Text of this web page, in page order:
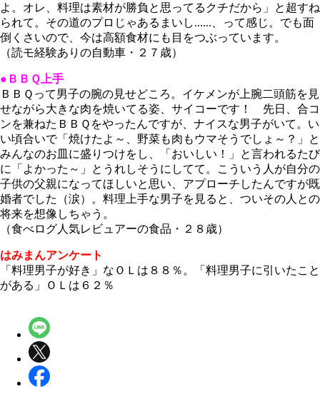
よ。オレ、料理は素材が勝負と思ってるクチだから」と超すね
られて。その道のプロじゃあるまいし......、って感じ。でも面
倒くさいので、今は高額食材にも目をつぶっています。
（読モ経験ありの自動車・２７歳）
●ＢＢＱ上手
ＢＢＱって男子の腕の見せどころ。イケメンが上腕二頭筋を見
せながら大きな肉を焼いてる姿、サイコーです！ 先日、合コ
ンを兼ねたＢＢＱをやったんですが、ナイスな男子がいて。い
い頃合いで「焼けたよ～、野菜も肉もウマそうでしょ～？」と
みんなのお皿に盛りつけをし、「おいしい！」と言われるたび
に「よかった～」とうれしそうにしてて。こういう人が自分の
子供の父親になってほしいと思い、アプローチしたんですが既
婚者でした（涙）。料理上手な男子を見ると、ついその人との
将来を想像しちゃう。
（食べログ人気レビュアーの食品・２８歳）
はみまんアンケート
「料理男子が好き」なＯＬは８８％。「料理男子に引いたこと
がある」ＯＬは６２％